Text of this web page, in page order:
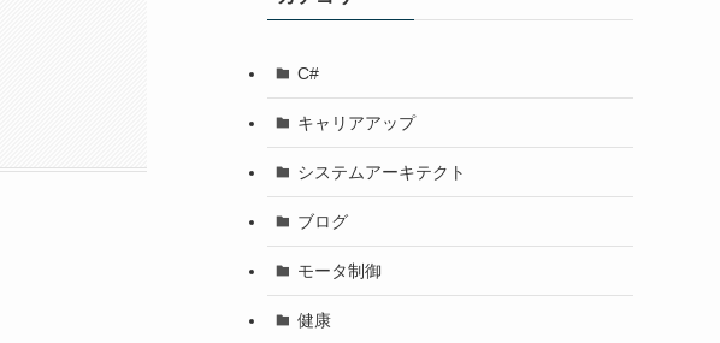
C#
キャリアアップ
システムアーキテクト
ブログ
モータ制御
健康